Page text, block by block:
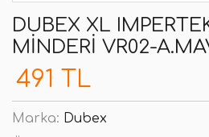
DUBEX XL
MINDERI VR02-
491 TL
Marka: Dubex